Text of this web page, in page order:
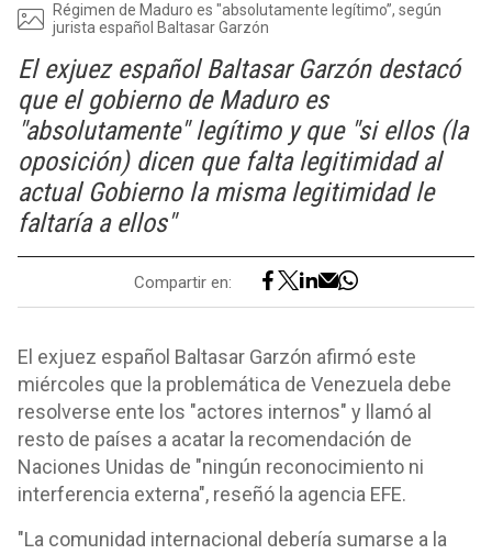
Régimen de Maduro es "absolutamente legítimo”, según
jurista español Baltasar Garzón
El exjuez español Baltasar Garzón destacó
que el gobierno de Maduro es
"absolutamente" legítimo y que "si ellos (la
oposición) dicen que falta legitimidad al
actual Gobierno la misma legitimidad le
faltaría a ellos"
Compartir en:
El exjuez español Baltasar Garzón afirmó este
miércoles que la problemática de Venezuela debe
resolverse ente los "actores internos" y llamó al
resto de países a acatar la recomendación de
Naciones Unidas de "ningún reconocimiento ni
interferencia externa", reseñó la agencia EFE.
"La comunidad internacional debería sumarse a la